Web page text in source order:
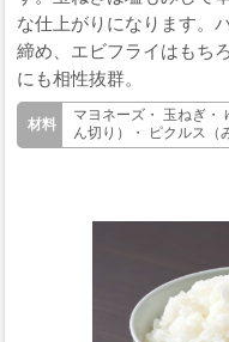
な仕上がりになります。
締め、エビフライはもち
にも相性抜群。
マヨネーズ・ 玉ねぎ・
ん切り）・ ピクルス（